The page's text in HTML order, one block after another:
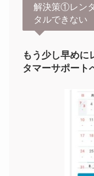
解決策①レン
タルできない
もう少し早めに
タマーサポート